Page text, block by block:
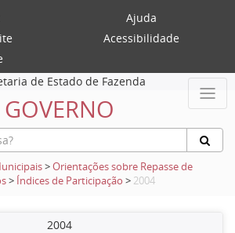
Ajuda
Acessibilidade
de Estado de Fazenda
GOVERNO
>Orientações sobre Repasse de
> Índices de Participação > 2004
2004